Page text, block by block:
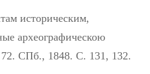
историческим,
археографическою
СПб., 1848. С. 131, 132.